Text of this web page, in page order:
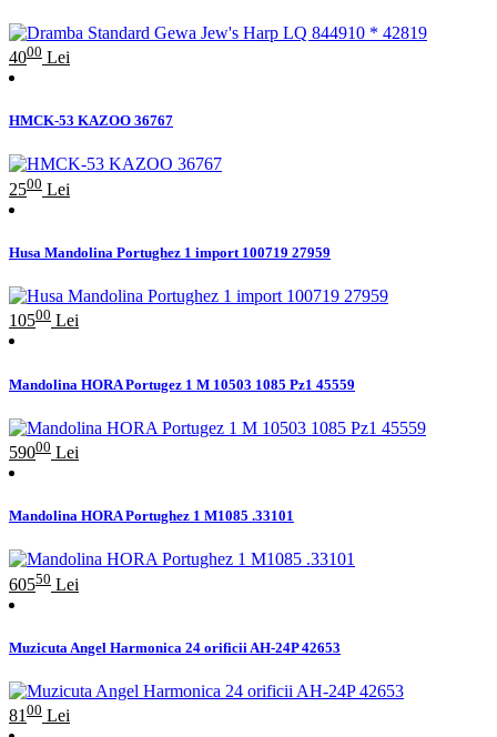
4000 Lei
HMCK-53 KAZOO 36767
2500 Lei
Husa Mandolina Portughez 1 import 100719 27959
10500 Lei
Mandolina HORA Portugez 1 M 10503 1085 Pz1 45559
59000 Lei
Mandolina HORA Portughez 1 M1085 .33101
60550 Lei
Muzicuta Angel Harmonica 24 orificii AH-24P 42653
8100 Lei